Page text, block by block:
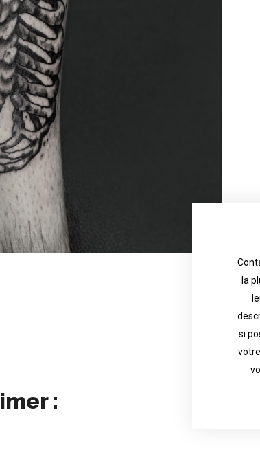
la
si
their
: